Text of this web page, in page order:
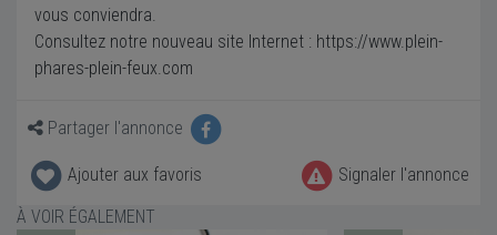
vous conviendra.
Consultez notre nouveau site Internet : https://www.plein-
phares-plein-feux.com
Partager l'annonce
Ajouter aux favoris
Signaler l'annonce
À VOIR ÉGALEMENT